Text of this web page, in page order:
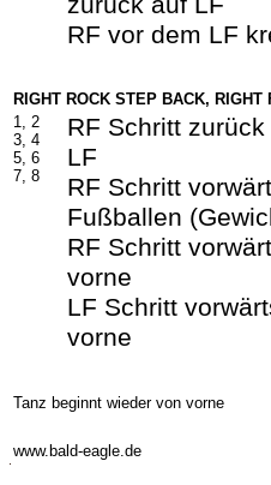
RF vor dem LF
RIGHT ROCK STEP BACK,
1, 2
3, 4
5, 6
7, 8
RF Schritt
LF
RF Schritt
Fußballen
RF Schritt
vorne
LF Schritt
vorne
Tanz beginnt wieder von vorne
www.bald-eagle.de